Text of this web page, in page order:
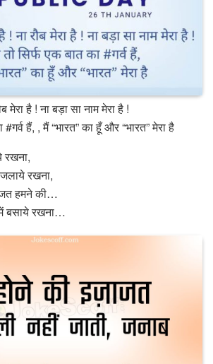
मेरा है ! ना बड़ा सा नाम मेरा है !
हैं, , मैं “भारत” का हूँ और “भारत” मेरा है
रखना,
जलाये रखना,
हमने की…
बसाये रखना…